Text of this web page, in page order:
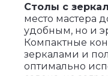
Столы с
место мастера
удобным, но и
Компактные
зеркалами и
оптимально